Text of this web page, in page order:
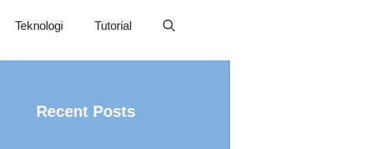
Teknologi Tutorial
Recent Posts